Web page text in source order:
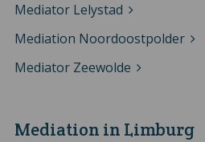
Mediation in Limburg
Mediator Lelystad
Mediation Noordoostpolder
Mediator Zeewolde